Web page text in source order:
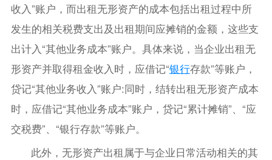
收入”账户，而出租无形资产的成本包括出租过程中所
发生的相关税费支出及出租期间应摊销的金额，这些支
出计入“其他业务成本”账户。具体来说，当企业出租无
形资产并取得租金收入时，应借记“银行存款”等账户，
贷记“其他业务收入”账户:同时，结转出租无形资产成本
时，应借记“其他业务成本”账户，贷记“累计摊销”、“应
交税费”、“银行存款”等账户。
此外，无形资产出租属于与企业日常活动相关的其